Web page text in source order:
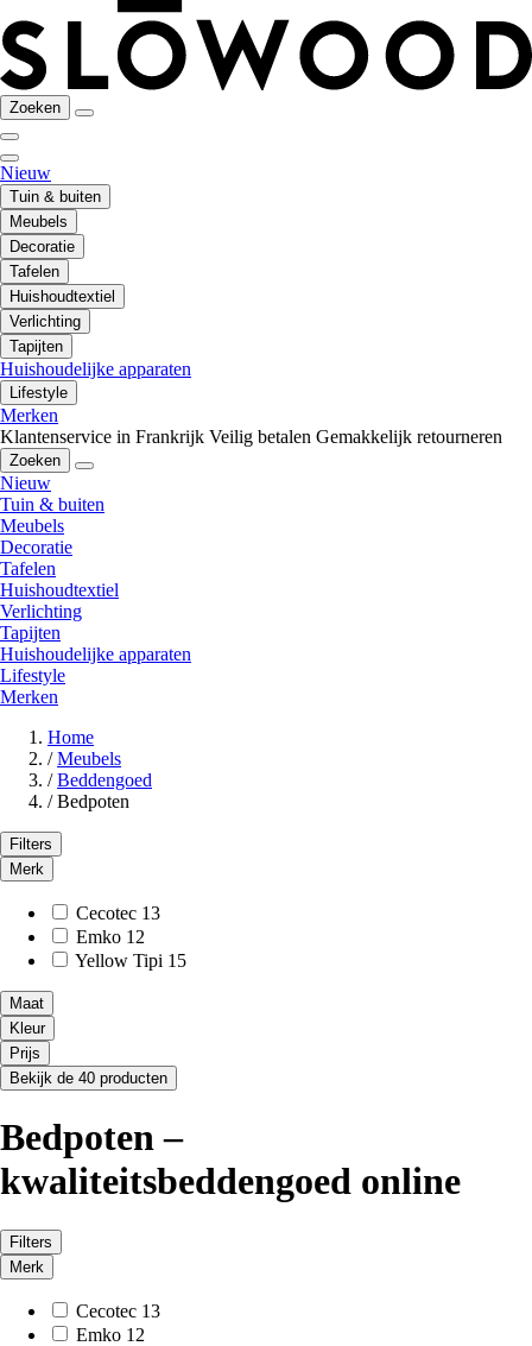
Zoeken
Nieuw
Tuin & buiten
Meubels
Decoratie
Tafelen
Huishoudtextiel
Verlichting
Tapijten
Huishoudelijke apparaten
Lifestyle
Merken
Klantenservice in Frankrijk Veilig betalen Gemakkelijk retourneren
Zoeken
Nieuw
Tuin & buiten
Meubels
Decoratie
Tafelen
Huishoudtextiel
Verlichting
Tapijten
Huishoudelijke apparaten
Lifestyle
Merken
Home
/ Meubels
/ Beddengoed
/ Bedpoten
Filters
Merk
Cecotec 13
Emko 12
Yellow Tipi 15
Maat
Kleur
Prijs
Bekijk de 40 producten
Bedpoten –
kwaliteitsbeddengoed online
Filters
Merk
Cecotec 13
Emko 12